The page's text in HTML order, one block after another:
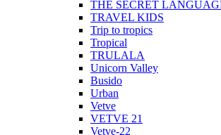
THE SECRET
TRAVEL KIDS
Trip to tropics
Tropical
TRULALA
Unicorn Valley
Busido
Urban
Vetve
VETVE 21
Vetve-22